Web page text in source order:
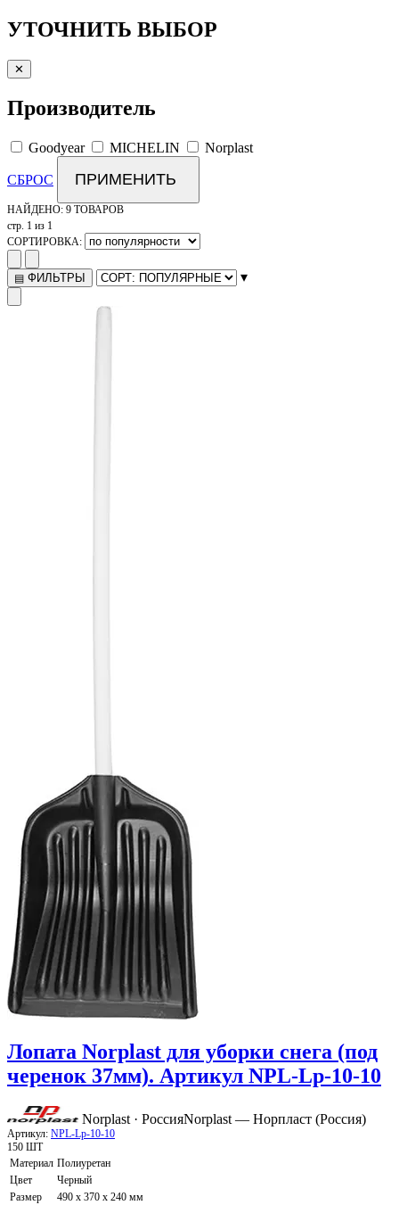
УТОЧНИТЬ ВЫБОР
✕
Производитель
Goodyear MICHELIN Norplast
СБРОС ПРИМЕНИТЬ
НАЙДЕНО: 9 ТОВАРОВ
стр. 1 из 1
СОРТИРОВКА:
▤ ФИЛЬТРЫ ▾
Лопата Norplast для уборки снега (под
черенок 37мм). Артикул NPL-Lp-10-10
Norplast · РоссияNorplast — Норпласт (Россия)
Артикул: NPL-Lp-10-10
150 ШТ
Материал Полиуретан
Цвет
Черный
Размер
490 x 370 x 240 мм